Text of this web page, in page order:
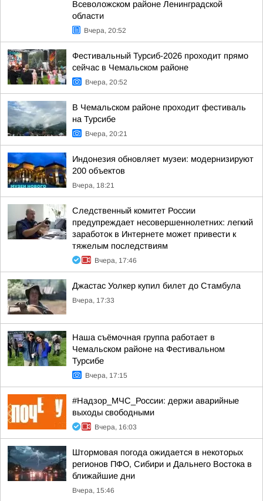
Всеволожском районе Ленинградской
области
Вчера, 20:52
Фестивальный Турсиб-2026 проходит прямо
сейчас в Чемальском районе
Вчера, 20:52
В Чемальском районе проходит фестиваль
на Турсибе
Вчера, 20:21
Индонезия обновляет музеи: модернизируют
200 объектов
Вчера, 18:21
Следственный комитет России
предупреждает несовершеннолетних: легкий
заработок в Интернете может привести к
тяжелым последствиям
Вчера, 17:46
Джастас Уолкер купил билет до Стамбула
Вчера, 17:33
Наша съёмочная группа работает в
Чемальском районе на Фестивальном
Турсибе
Вчера, 17:15
#Надзор_МЧС_России: держи аварийные
выходы свободными
Вчера, 16:03
Штормовая погода ожидается в некоторых
регионов ПФО, Сибири и Дальнего Востока в
ближайшие дни
Вчера, 15:46